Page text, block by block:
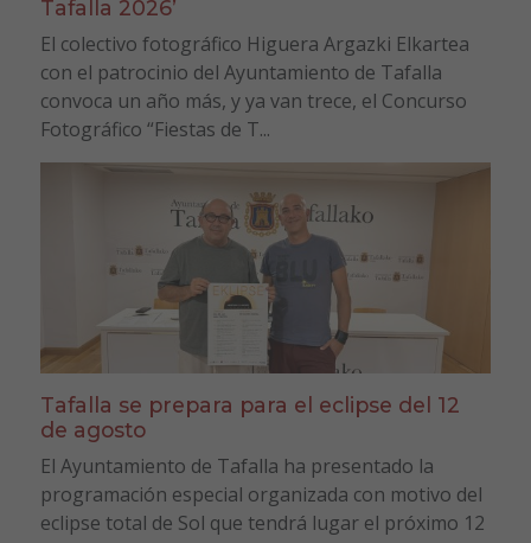
Tafalla 2026’
El colectivo fotográfico Higuera Argazki Elkartea
con el patrocinio del Ayuntamiento de Tafalla
convoca un año más, y ya van trece, el Concurso
Fotográfico “Fiestas de T...
Tafalla se prepara para el eclipse del 12
de agosto
El Ayuntamiento de Tafalla ha presentado la
programación especial organizada con motivo del
eclipse total de Sol que tendrá lugar el próximo 12